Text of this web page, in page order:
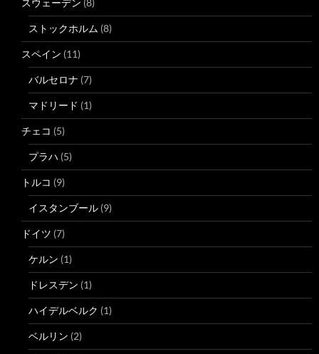
ストックホルム (8)
スペイン (11)
バルセロナ (7)
マドリード (1)
チェコ (5)
プラハ (5)
トルコ (9)
イスタンブール (9)
ドイツ (7)
ケルン (1)
ドレスデン (1)
ハイデルベルク (1)
ベルリン (2)